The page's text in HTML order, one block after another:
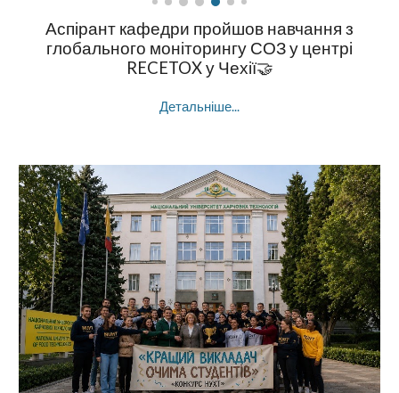
Аспірант кафедри пройшов навчання з
глобального моніторингу СОЗ у центрі
RECETOX у Чехії🤝
Детальніше...